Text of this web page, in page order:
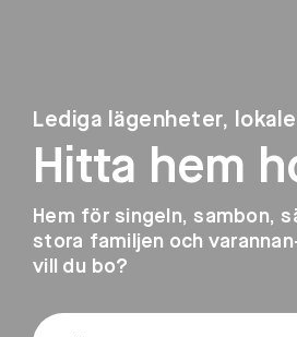
Lediga lägenheter,
Hitta hem
Hem för singeln, sambon,
stora familjen och
vill du bo?